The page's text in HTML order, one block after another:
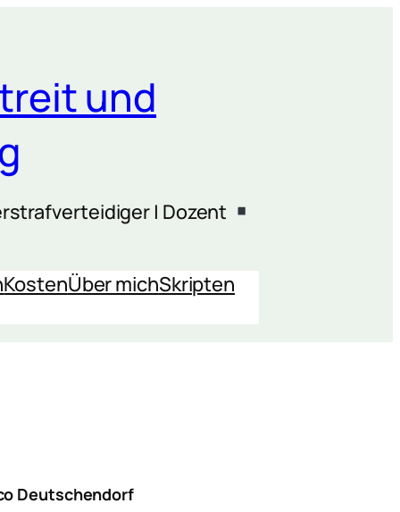
und
| Dozent
KostenÜber michSkripten
Deutschendorf